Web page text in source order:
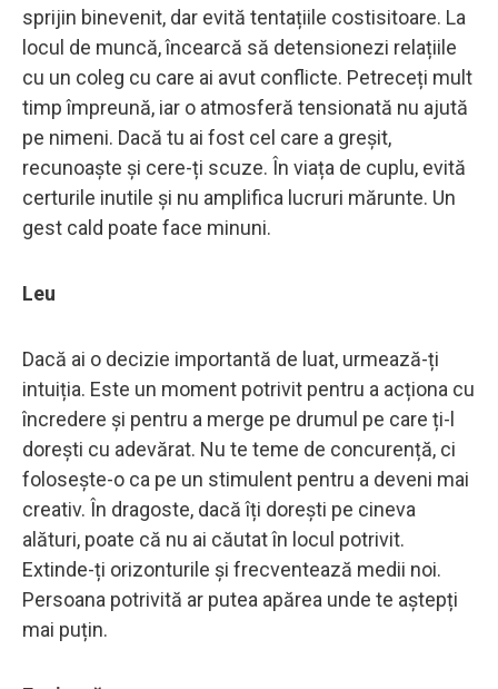
sprijin binevenit, dar evită tentațiile costisitoare. La
locul de muncă, încearcă să detensionezi relațiile
cu un coleg cu care ai avut conflicte. Petreceți mult
timp împreună, iar o atmosferă tensionată nu ajută
pe nimeni. Dacă tu ai fost cel care a greșit,
recunoaște și cere-ți scuze. În viața de cuplu, evită
certurile inutile și nu amplifica lucruri mărunte. Un
gest cald poate face minuni.
Leu
Dacă ai o decizie importantă de luat, urmează-ți
intuiția. Este un moment potrivit pentru a acționa cu
încredere și pentru a merge pe drumul pe care ți-l
dorești cu adevărat. Nu te teme de concurență, ci
folosește-o ca pe un stimulent pentru a deveni mai
creativ. În dragoste, dacă îți dorești pe cineva
alături, poate că nu ai căutat în locul potrivit.
Extinde-ți orizonturile și frecventează medii noi.
Persoana potrivită ar putea apărea unde te aștepți
mai puțin.